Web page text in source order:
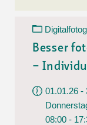
Besser
–
01.01.26 -
08:00 -